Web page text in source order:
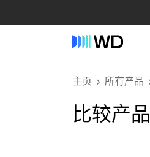
主页 所有产品
比较产品